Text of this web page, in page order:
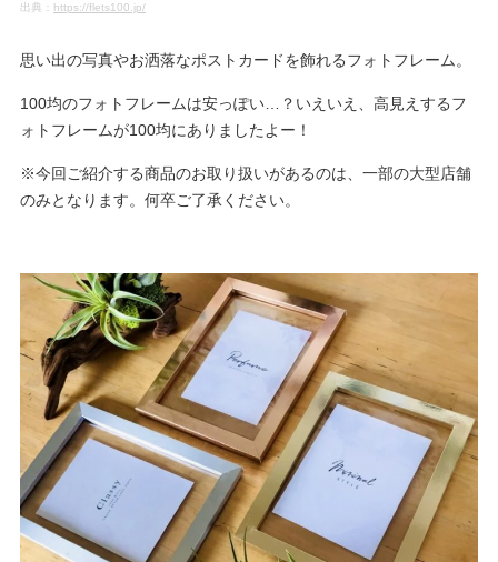
出典： https://flets100.jp/
思い出の写真やお洒落なポストカードを飾れるフォトフレーム。
100均のフォトフレームは安っぽい…？いえいえ、高見えするフ
ォトフレームが100均にありましたよー！
※今回ご紹介する商品のお取り扱いがあるのは、一部の大型店舗
のみとなります。何卒ご了承ください。